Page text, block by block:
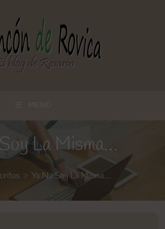
La Misma…
> Ya No Soy La Misma…